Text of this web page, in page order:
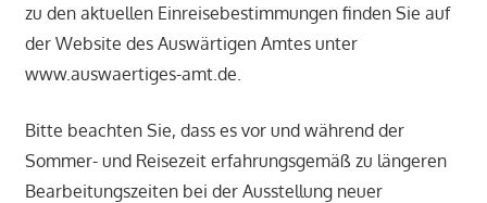
zu den aktuellen Einreisebestimmungen finden Sie auf
der Website des Auswärtigen Amtes unter
www.auswaertiges-amt.de.
Bitte beachten Sie, dass es vor und während der
Sommer- und Reisezeit erfahrungsgemäß zu längeren
Bearbeitungszeiten bei der Ausstellung neuer